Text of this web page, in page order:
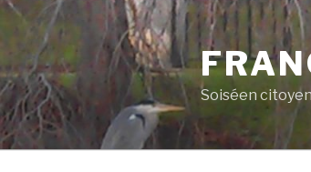
Aller
contenu
principal
Soiséen